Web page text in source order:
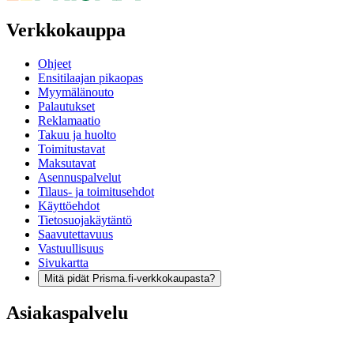
Verkkokauppa
Ohjeet
Ensitilaajan pikaopas
Myymälänouto
Palautukset
Reklamaatio
Takuu ja huolto
Toimitustavat
Maksutavat
Asennuspalvelut
Tilaus- ja toimitusehdot
Käyttöehdot
Tietosuojakäytäntö
Saavutettavuus
Vastuullisuus
Sivukartta
Mitä pidät Prisma.fi-verkkokaupasta?
Asiakaspalvelu